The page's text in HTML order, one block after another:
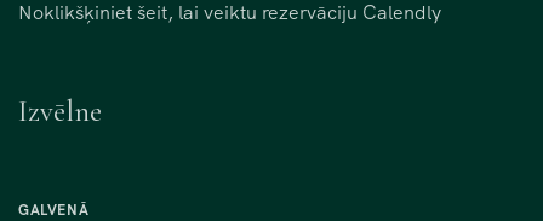
Noklikšķiniet šeit, lai veiktu rezervāciju Calendly
Izvēlne
GALVENĀ